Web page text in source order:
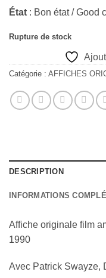
État : Bon état / Good
Rupture de stock
Catégorie : AFFICHES
DESCRIPTION
INFORMATIONS
Affiche originale film
1990
Avec Patrick Swayze,